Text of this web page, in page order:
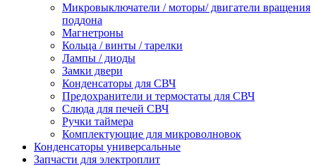
Микровыключатели / моторы/ двигатели вращения
поддона
Магнетроны
Кольца / винты / тарелки
Лампы / диоды
Замки двери
Конденсаторы для СВЧ
Предохранители и термостаты для СВЧ
Слюда для печей СВЧ
Ручки таймера
Комплектующие для микроволновок
Конденсаторы универсальные
Запчасти для электроплит